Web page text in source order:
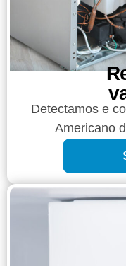
Detectamos e
Americano